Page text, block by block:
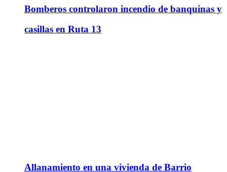
Bomberos controlaron incendio de banquinas y
casillas en Ruta 13
Allanamiento en una vivienda de Barrio